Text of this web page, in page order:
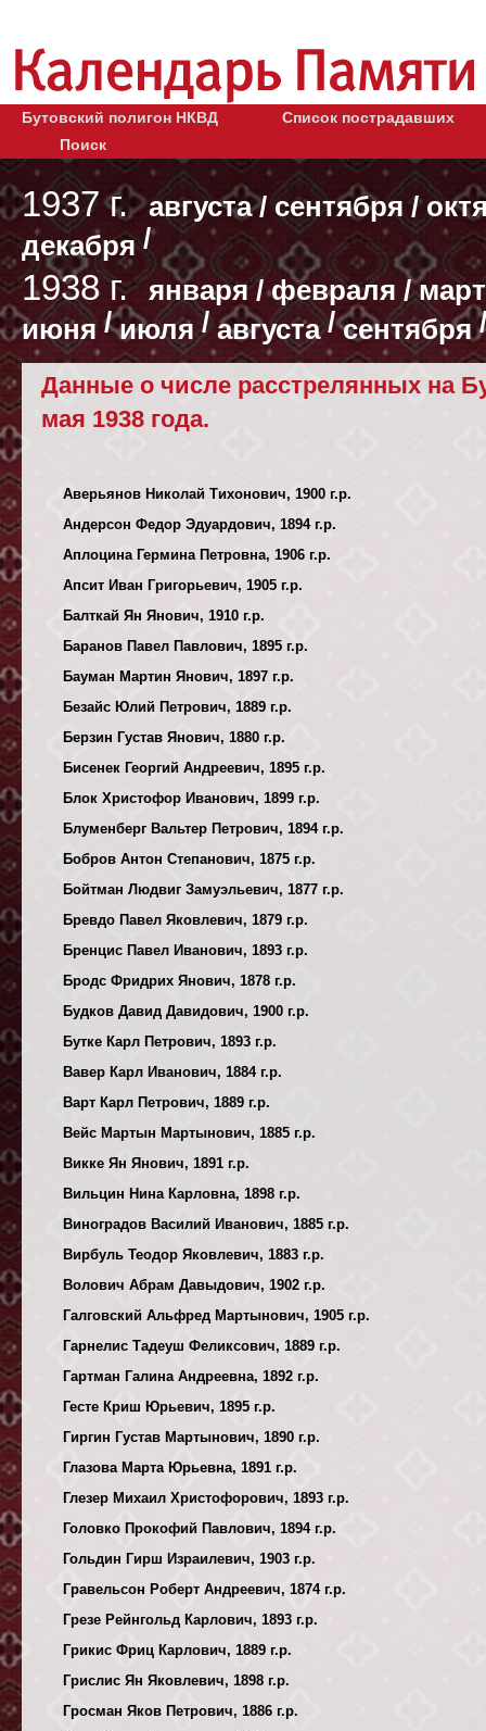
Бутовский полигон НКВД
Список пострадавших
Поиск
1937 г. августа/ сентября/
декабря/
1938 г. января/февраля /
июня /июля/августа/сентября
Данные о числе расстрелянных на
мая 1938 года.
Аверьянов Николай Тихонович, 1900 г.р.
Андерсон Федор Эдуардович, 1894 г.р.
Аплоцина Гермина Петровна, 1906 г.р.
Апсит Иван Григорьевич, 1905 г.р.
Балткай Ян Янович, 1910 г.р.
Баранов Павел Павлович, 1895 г.р.
Бауман Мартин Янович, 1897 г.р.
Безайс Юлий Петрович, 1889 г.р.
Берзин Густав Янович, 1880 г.р.
Бисенек Георгий Андреевич, 1895 г.р.
Блок Христофор Иванович, 1899 г.р.
Блуменберг Вальтер Петрович, 1894 г.р.
Бобров Антон Степанович, 1875 г.р.
Бойтман Людвиг Замуэльевич, 1877 г.р.
Бревдо Павел Яковлевич, 1879 г.р.
Бренцис Павел Иванович, 1893 г.р.
Бродс Фридрих Янович, 1878 г.р.
Будков Давид Давидович, 1900 г.р.
Бутке Карл Петрович, 1893 г.р.
Вавер Карл Иванович, 1884 г.р.
Варт Карл Петрович, 1889 г.р.
Вейс Мартын Мартынович, 1885 г.р.
Викке Ян Янович, 1891 г.р.
Вильцин Нина Карловна, 1898 г.р.
Виноградов Василий Иванович, 1885 г.р.
Вирбуль Теодор Яковлевич, 1883 г.р.
Волович Абрам Давыдович, 1902 г.р.
Галговский Альфред Мартынович, 1905 г.р.
Гарнелис Тадеуш Феликсович, 1889 г.р.
Гартман Галина Андреевна, 1892 г.р.
Гесте Криш Юрьевич, 1895 г.р.
Гиргин Густав Мартынович, 1890 г.р.
Глазова Марта Юрьевна, 1891 г.р.
Глезер Михаил Христофорович, 1893 г.р.
Головко Прокофий Павлович, 1894 г.р.
Гольдин Гирш Израилевич, 1903 г.р.
Гравельсон Роберт Андреевич, 1874 г.р.
Грезе Рейнгольд Карлович, 1893 г.р.
Грикис Фриц Карлович, 1889 г.р.
Грислис Ян Яковлевич, 1898 г.р.
Гросман Яков Петрович, 1886 г.р.